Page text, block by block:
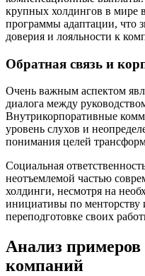
крупных холдингов в мире
программы адаптации, что
доверия и лояльности к
Обратная связь и
Очень важным аспектом
диалога между
Внутрикорпоративные
уровень слухов и
понимания целей
Социальная
неотъемлемой частью
холдинги, несмотря на
инициативы по менторству
переподготовке своих
Анализ
компаний